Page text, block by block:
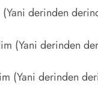
(Yani derinden
(Yani derinden
(Yani derinden